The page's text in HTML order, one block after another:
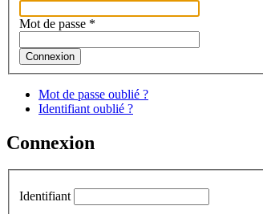
Mot de passe *
Connexion
Mot de passe oublié ?
Identifiant oublié ?
Connexion
Identifiant